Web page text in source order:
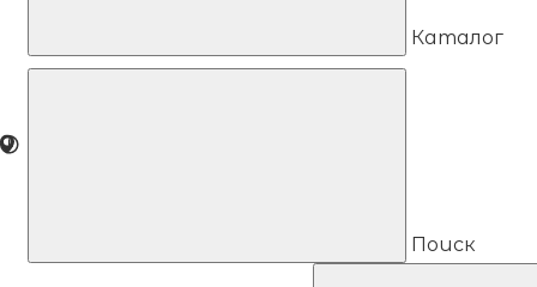
Каталог
Поиск